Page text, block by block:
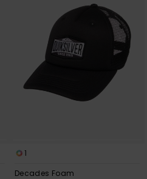
1
Decades Foam